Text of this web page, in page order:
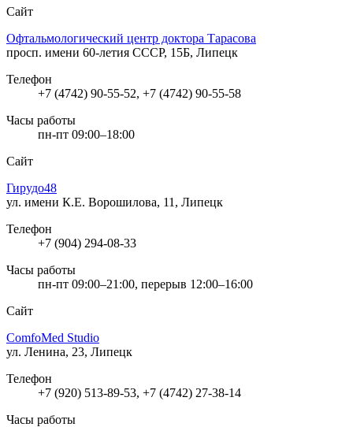
Сайт
Офтальмологический центр доктора Тарасова
просп. имени 60-летия СССР, 15Б, Липецк
Телефон
+7 (4742) 90-55-52, +7 (4742) 90-55-58
Часы работы
пн-пт 09:00–18:00
Сайт
Гирудо48
ул. имени К.Е. Ворошилова, 11, Липецк
Телефон
+7 (904) 294-08-33
Часы работы
пн-пт 09:00–21:00, перерыв 12:00–16:00
Сайт
ComfoMed Studio
ул. Ленина, 23, Липецк
Телефон
+7 (920) 513-89-53, +7 (4742) 27-38-14
Часы работы